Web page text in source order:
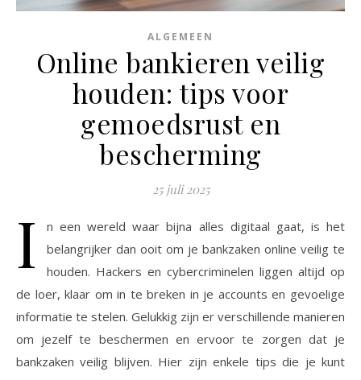
ALGEMEEN
Online bankieren veilig
houden: tips voor
gemoedsrust en
bescherming
25 juli 2025
I
n een wereld waar bijna alles digitaal gaat, is het
belangrijker dan ooit om je bankzaken online veilig te
houden. Hackers en cybercriminelen liggen altijd op
de loer, klaar om in te breken in je accounts en gevoelige
informatie te stelen. Gelukkig zijn er verschillende manieren
om jezelf te beschermen en ervoor te zorgen dat je
bankzaken veilig blijven. Hier zijn enkele tips die je kunt